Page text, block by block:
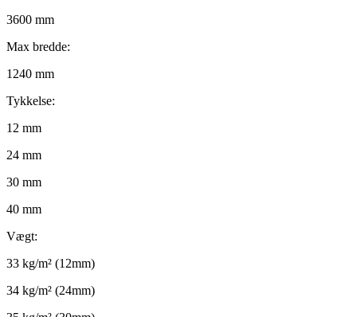
3600 mm
Max bredde:
1240 mm
Tykkelse:
12 mm
24 mm
30 mm
40 mm
Vægt:
33 kg/m² (12mm)
34 kg/m² (24mm)